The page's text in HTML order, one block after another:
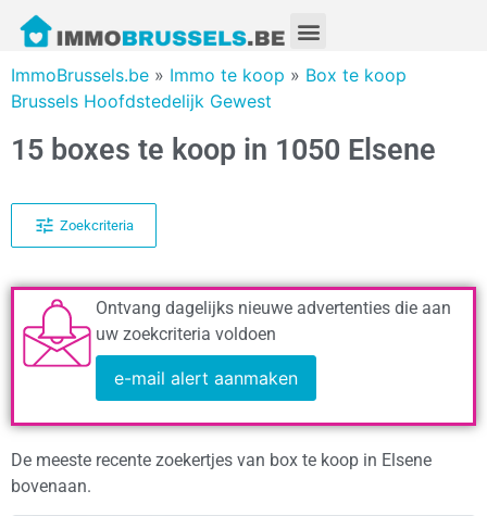
ImmoBrussels.be » Immo te koop » Box te koop
Brussels Hoofdstedelijk Gewest
15 boxes te koop in 1050 Elsene
Zoekcriteria
Ontvang dagelijks nieuwe advertenties die aan
uw zoekcriteria voldoen
e-mail alert aanmaken
De meeste recente zoekertjes van box te koop in Elsene
bovenaan.